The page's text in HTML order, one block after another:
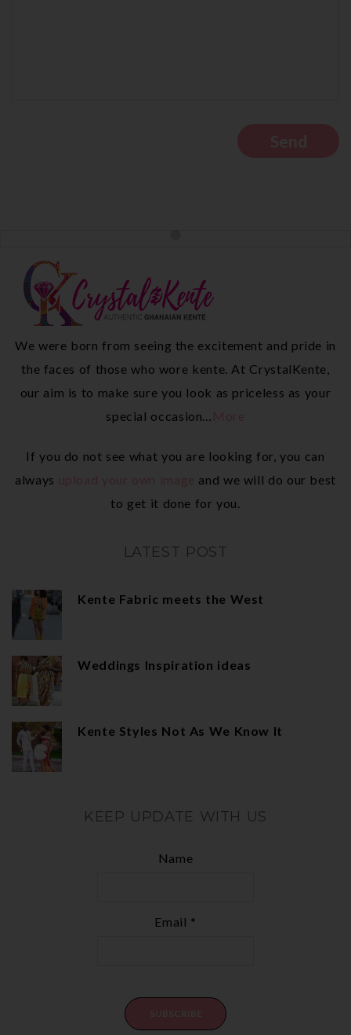
We were born from seeing the excitement and pride in
the faces of those who wore kente. At CrystalKente,
our aim is to make sure you look as priceless as your
special occasion…
If you do not see what you are looking for, you can
always
and we will do our best
to get it done for you.
LATEST POST
Kente Fabric meets the West
Weddings Inspiration ideas
Kente Styles Not As We Know It
KEEP UPDATE WITH US
Name
Email *